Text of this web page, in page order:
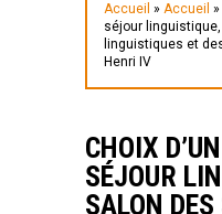
PROGRAMME
LES
Accueil »Accueil
séjour
linguistiques et
Henri IV
CHOIX
SÉJOUR
SALON